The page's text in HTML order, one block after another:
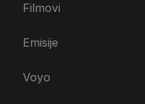
Filmovi
Emisije
Voyo